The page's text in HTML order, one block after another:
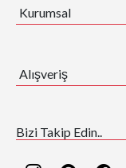
Kurumsal
Alışveriş
Bizi Takip Edin..